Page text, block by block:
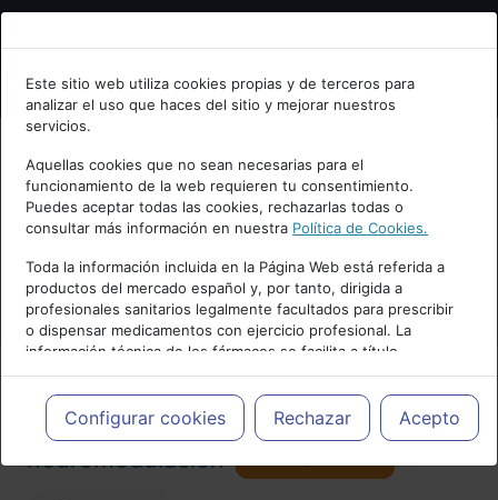
Bienvenid@ a psiquiatria.com
Escribe tu Email
Accede o regístrate con tu email.
Cancelar
Este sitio web utiliza cookies propias y de terceros para
analizar el uso que haces del sitio y mejorar nuestros
servicios.
Aquellas cookies que no sean necesarias para el
funcionamiento de la web requieren tu consentimiento.
Puedes aceptar todas las cookies, rechazarlas todas o
consultar más información en nuestra Política de Cookies.
Toda la información incluida en la Página Web está referida a
productos del mercado español y, por tanto, dirigida a
profesionales sanitarios legalmente facultados para prescribir
o dispensar medicamentos con ejercicio profesional. La
información técnica de los fármacos se facilita a título
meramente informativo, siendo responsabilidad de los
profesionales facultados prescribir medicamentos y decidir, en
cada caso concreto, el tratamiento más adecuado a las
necesidades del paciente.
Configurar cookies Rechazar Acepto
Actualidad y Artículos|Tratamientos y
neuromodulación